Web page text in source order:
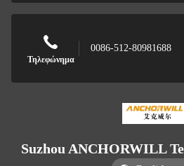
Τηλεφώνημα
0086-512-80981688
Suzhou ANCHORWILL